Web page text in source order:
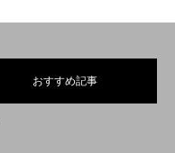
おすすめ記事